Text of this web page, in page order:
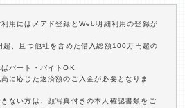
用にはメアド登録とWeb明細利用の登録が
、且つ他社を含めた借入総額100万円超の
パート・バイトOK
に応じた返済額のご入金が必要となりま
ない方は、顔写真付きの本人確認書類をご